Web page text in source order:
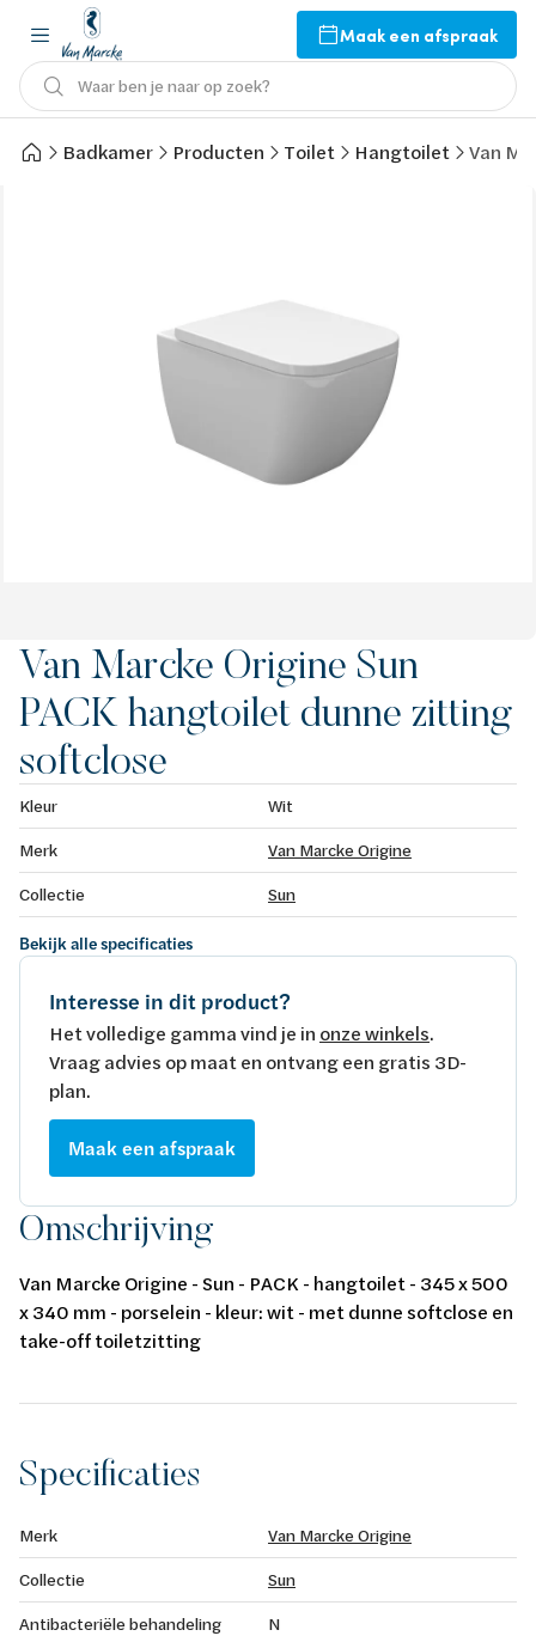
Maak een afspraak
Waar ben je naar op zoek?
Badkamer Producten Toilet Hangtoilet Van
Van Marcke Origine Sun
PACK hangtoilet dunne zitting
softclose
Kleur
Wit
Merk
Van Marcke Origine
Collectie
Sun
Bekijk alle specificaties
Interesse in dit product?
Het volledige gamma vind je in onze winkels.
Vraag advies op maat en ontvang een gratis 3D-
plan.
Maak een afspraak
Omschrijving
Van Marcke Origine - Sun - PACK - hangtoilet - 345 x 500
x 340 mm - porselein - kleur: wit - met dunne softclose en
take-off toiletzitting
Specificaties
Merk
Van Marcke Origine
Collectie
Sun
Antibacteriële behandeling
N